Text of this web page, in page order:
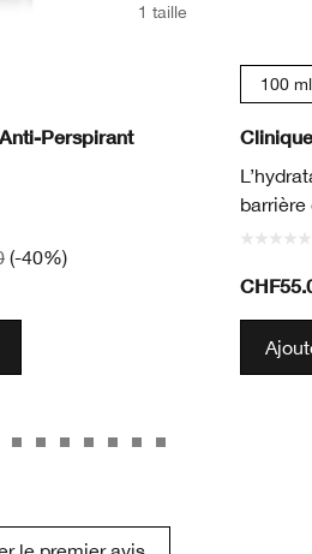
1 taille
Perspirant
(-40%)
100 ml
barrière